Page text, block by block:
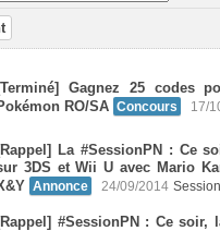
Gagnez 25 codes
RO/SA Concours 17/
La #SessionPN : Ce
3DS et Wii U avec Mario
Annonce 24/09/2014
#SessionPN : Ce soir,